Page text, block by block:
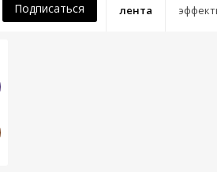
лента
Подписаться